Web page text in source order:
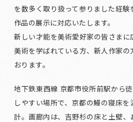
を数多く取り扱って参りました経
作品の展示に対応いたします。
新しい才能を美術愛好家の皆さまに
美術を学ばれている方、新人作家の
おります。
地下鉄東西線 京都市役所前駅から
しやすい場所で、京都の鰻の寝床
計。画廊内は、吉野杉の床と土壁